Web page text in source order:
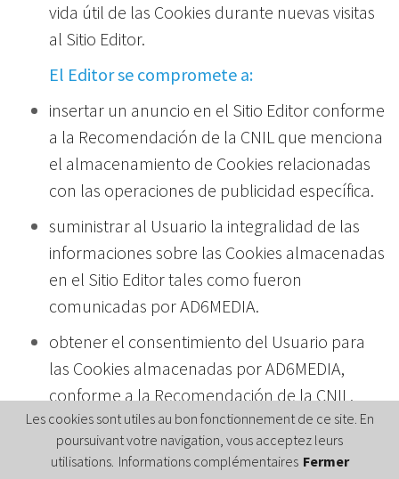
Les cookies sont utiles au bon fonctionnement de ce site. En
poursuivant votre navigation, vous acceptez leurs
utilisations. Informations complémentaires Fermer
vida útil de las Cookies durante nuevas visitas
al Sitio Editor.
El Editor se compromete a:
insertar un anuncio en el Sitio Editor conforme
a la Recomendación de la CNIL que menciona
el almacenamiento de Cookies relacionadas
con las operaciones de publicidad específica.
suministrar al Usuario la integralidad de las
informaciones sobre las Cookies almacenadas
en el Sitio Editor tales como fueron
comunicadas por AD6MEDIA.
obtener el consentimiento del Usuario para
las Cookies almacenadas por AD6MEDIA,
conforme a la Recomendación de la CNIL.
suministrar al Usuario un mecanismo de
oposición relativo a la lectura y el